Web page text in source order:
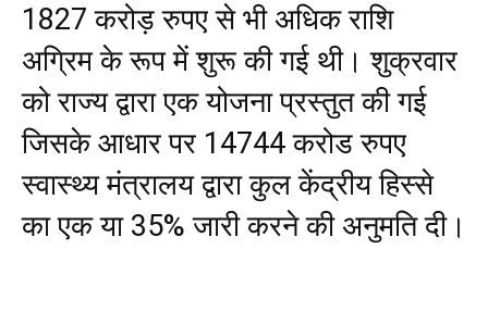
1827 करोड़ रुपए से भी अधिक राशि
अग्रिम के रूप में शुरू की गई थी। शुक्रवार
को राज्य द्वारा एक योजना प्रस्तुत की गई
जिसके आधार पर 14744 करोड रुपए
स्वास्थ्य मंत्रालय द्वारा कुल केंद्रीय हिस्से
का एक या 35% जारी करने की अनुमति दी।